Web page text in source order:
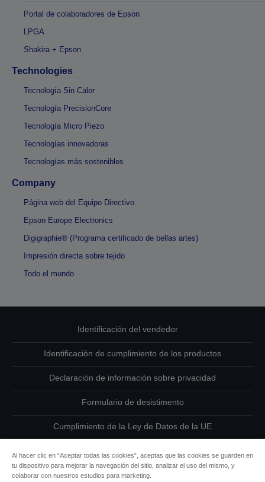
Portal de colaboradores de Epson
LPGA
Shakira + Epson
Technologies
Tecnología Sin Calor
Tecnología PrecisionCore
Tecnología Micro Piezo
Tecnologías innovadoras
Tecnologías más sostenibles
Company
Página web del Equipo Directivo
Epson Europe Electronics
Digigraphie® (Programa certificado de bellas artes)
Impresión directa sobre tejido
Todo el mundo
Identificación del vendedor
Identificación de cumplimiento de los productos
Declaración de información sobre privacidad
Formulario de desistimento
Cumplimiento de la Ley de Datos de la UE
Información sobre cookies
Al hacer clic en “Aceptar todas las cookies”, aceptas que las cookies se guarden en
tu dispositivo para mejorar la navegación del sitio, analizar el uso del mismo, y
colaborar con nuestros estudios para marketing.